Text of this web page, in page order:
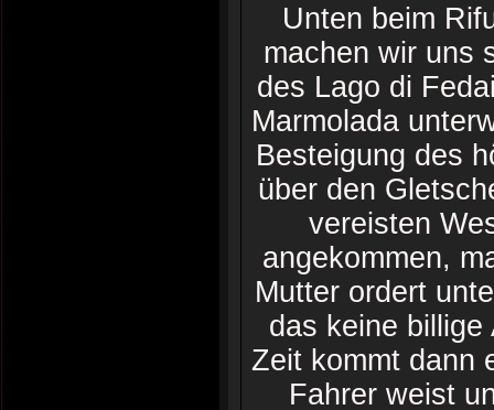
Unten beim
machen wir uns
des Lago di
Marmolada
Besteigung des
über den
vereisten
angekommen,
Mutter ordert
das keine
Zeit kommt dann
Fahrer weist